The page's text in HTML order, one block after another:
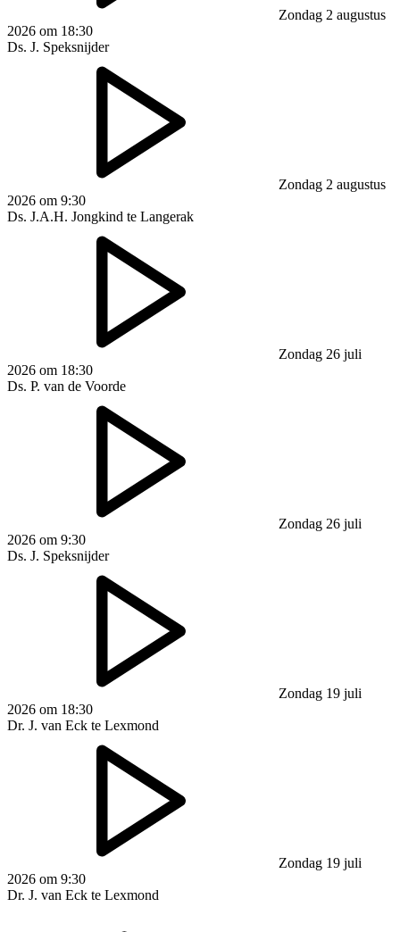
Zondag 2 augustus
2026 om 18:30
Ds. J. Speksnijder
Zondag 2 augustus
2026 om 9:30
Ds. J.A.H. Jongkind te Langerak
Zondag 26 juli
2026 om 18:30
Ds. P. van de Voorde
Zondag 26 juli
2026 om 9:30
Ds. J. Speksnijder
Zondag 19 juli
2026 om 18:30
Dr. J. van Eck te Lexmond
Zondag 19 juli
2026 om 9:30
Dr. J. van Eck te Lexmond